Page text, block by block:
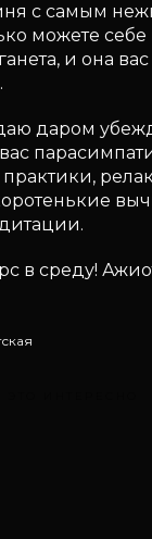
с самым
можете себе
и она
даром
в среду!